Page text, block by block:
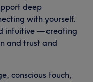
deep
with yourself.
intuitive — creating
and trust and
conscious touch,